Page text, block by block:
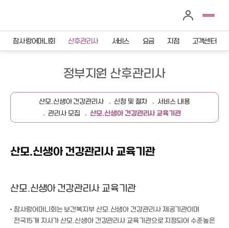
참사랑어머니회 산후관리사 서비스 요금 지점 고객센터
정부지원 산후관리사
산모.신생아 건강관리사 신청 및 절차
서비스 내용
관리사 모집
산모.신생아 건강관리사 교육기관
산모.신생아 건강관리사 교육기관
산모.신생아 건강관리사 교육기관
참사랑어머니회는 보건복지부 산모.신생아 건강관리사 제공기관이며
전국15개 지사가 산모.신생아 건강관리사 교육기관으로 지정되어 수준높은